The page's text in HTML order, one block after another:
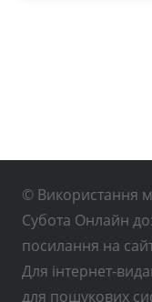
© Використання
Субота Онлайн
посилання на
Для інтернет-
для пошукових